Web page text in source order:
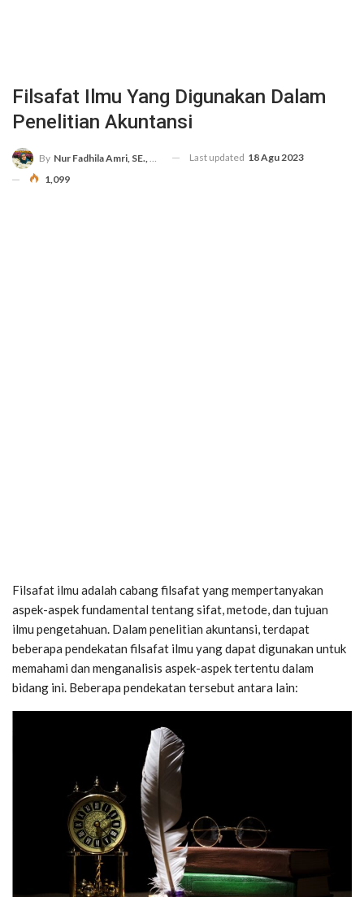
Filsafat Ilmu Yang Digunakan Dalam
Penelitian Akuntansi
By Nur Fadhila Amri, SE., Ak., M.Si Last updated 18 Agu 2023
1,099
Filsafat ilmu adalah cabang filsafat yang mempertanyakan
aspek-aspek fundamental tentang sifat, metode, dan tujuan
ilmu pengetahuan. Dalam penelitian akuntansi, terdapat
beberapa pendekatan filsafat ilmu yang dapat digunakan untuk
memahami dan menganalisis aspek-aspek tertentu dalam
bidang ini. Beberapa pendekatan tersebut antara lain: